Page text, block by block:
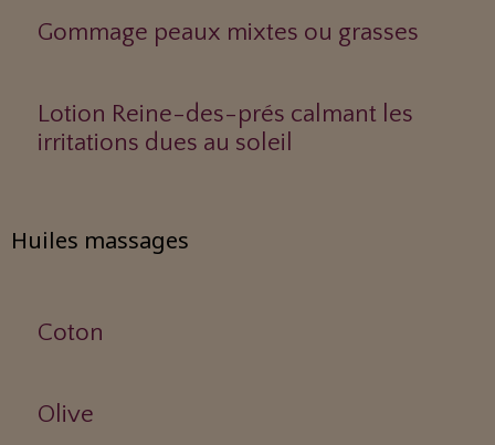
Gommage peaux mixtes ou grasses
Lotion Reine-des-prés calmant les
irritations dues au soleil
Huiles massages
Coton
Olive